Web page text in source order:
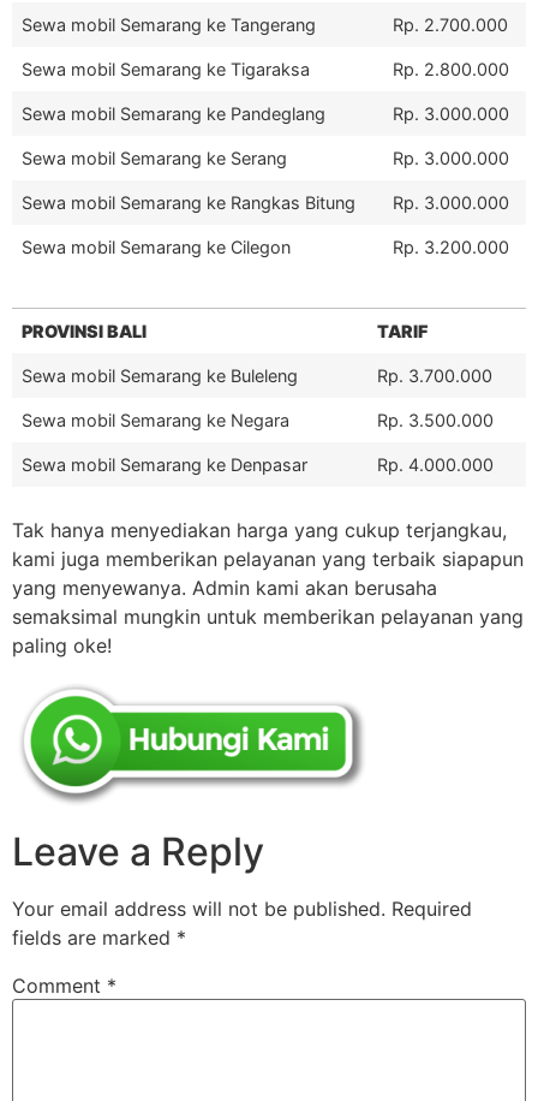
Sewa mobil Semarang ke Tangerang Rp. 2.700.000
Sewa mobil Semarang ke Tigaraksa Rp. 2.800.000
Sewa mobil Semarang ke Pandeglang Rp. 3.000.000
Sewa mobil Semarang ke Serang Rp. 3.000.000
Sewa mobil Semarang ke Rangkas Bitung Rp. 3.000.000
Sewa mobil Semarang ke Cilegon Rp. 3.200.000
PROVINSI BALI TARIF
Sewa mobil Semarang ke Buleleng Rp. 3.700.000
Sewa mobil Semarang ke Negara Rp. 3.500.000
Sewa mobil Semarang ke Denpasar Rp. 4.000.000
Tak hanya menyediakan harga yang cukup terjangkau,
kami juga memberikan pelayanan yang terbaik siapapun
yang menyewanya. Admin kami akan berusaha
semaksimal mungkin untuk memberikan pelayanan yang
paling oke!
Leave a Reply
Your email address will not be published. Required
fields are marked *
Comment *